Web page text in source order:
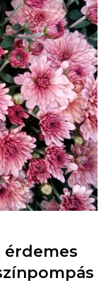
érdemes